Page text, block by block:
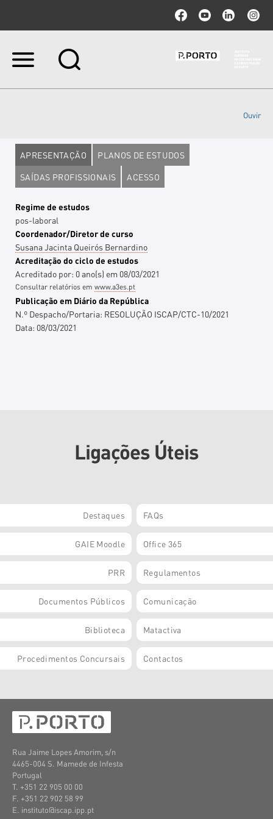
Ir
navegação
Ouvir
APRESENTAÇÃO
PLANOS DE ESTUDOS
SAÍDAS PROFISSIONAIS
ACESSO
Regime de estudos
pos-laboral
Coordenador/Diretor de curso
Susana Jacinta Queirós Bernardino
Acreditação do ciclo de estudos
Acreditado por: 0ano(s) em 08/03/2021
Consultar relatórios emwww.a3es.pt
Publicação em Diário da República
N.º Despacho/Portaria: RESOLUÇÃO ISCAP/CTC-10/2021
Data: 08/03/2021
Ligações Úteis
Destaques FAQs
GAIE Moodle Office 365
PRR Regulamentos
Documentos Públicos Comunicação
Biblioteca Matactiva
Procedimentos Concursais Contactos
Rua Jaime Lopes Amorim, s/n
4465-004 S. Mamede de Infesta
Portugal
T. +351 22 905 00 00
F. +351 22 902 58 99
E. instituto@iscap.ipp.pt